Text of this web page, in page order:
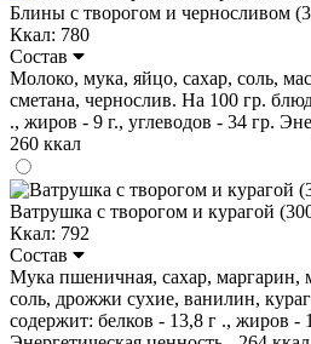
Блины с творогом и черносливом
Ккал: 780
Состав
Молоко, мука, яйцо, сахар, соль,
сметана, чернослив. На 100 гр.
., жиров - 9 г., углеводов - 34 гр.
260 ккал
Ватрушка с творогом и курагой
Ккал: 792
Состав
Мука пшеничная, сахар, маргарин,
соль, дрожжи сухие, ванилин,
содержит: белков - 13,8 г ., жиров -